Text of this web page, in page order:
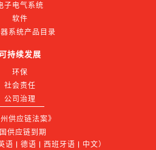
子电气系统
软件
系统产品目录
持续发展
环保
社会责任
公司治理
州供应链法案》
供应链到期
语 | 德语 | 西班牙语 | 中文）